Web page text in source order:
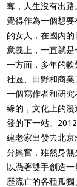
奪，人生沒有出
覺得作為一個想
的女人，在國內
意義上，一直就
一方面，多年的
社區、田野和商
一個寫作者和研
緣的，文化上的
發的下一站。
建老家出發去北
分興奮，雖然身
以憑著雙手創造
歷流亡的各種孤